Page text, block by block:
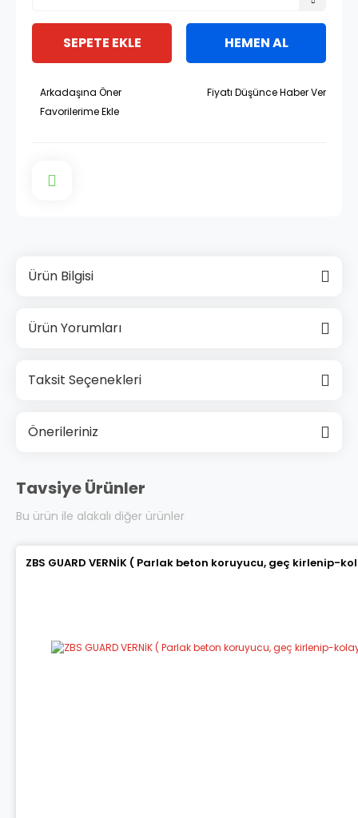
SEPETE EKLE HEMEN AL
Arkadaşına Öner Fiyatı Düşünce Haber Ver
Ürün Bilgisi
Ürün Yorumları
Taksit Seçenekleri
Önerileriniz
Tavsiye Ürünler
Bu ürün ile alakalı diğer ürünler
ZBS GUARD VERNİK ( Parlak beton koruyucu, geç kirlenip-